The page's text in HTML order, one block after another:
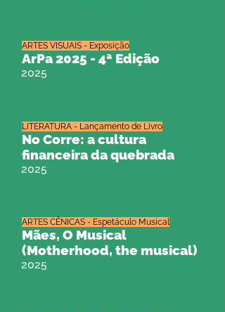
ArPa 2025 - 4ª Edição
2025
ARTES VISUAIS - Exposição
No Corre: a cultura
financeira da quebrada
2025
LITERATURA - Lançamento de Livro
Mães, O Musical
(Motherhood, the musical)
2025
ARTES CÊNICAS - Espetáculo Musical